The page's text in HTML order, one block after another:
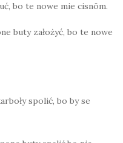
bo te nowe mie cisnōm.
buty założyć, bo te nowe
spolić, bo by se